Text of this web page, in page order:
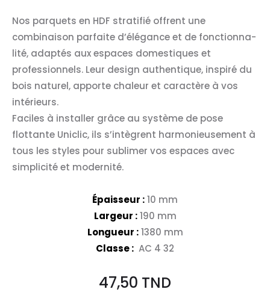
Nos parquets en HDF stratifié offrent une
combinaison parfaite d’élégance et de fonctionna-
lité, adaptés aux espaces domestiques et
professionnels. Leur design authentique, inspiré du
bois naturel, apporte chaleur et caractère à vos
intérieurs.
Faciles à installer grâce au système de pose
flottante Uniclic, ils s’intègrent harmonieusement à
tous les styles pour sublimer vos espaces avec
simplicité et modernité.
Épaisseur :10 mm
Largeur :190 mm
Longueur :1380 mm
Classe : AC 4 32
47,50 TND